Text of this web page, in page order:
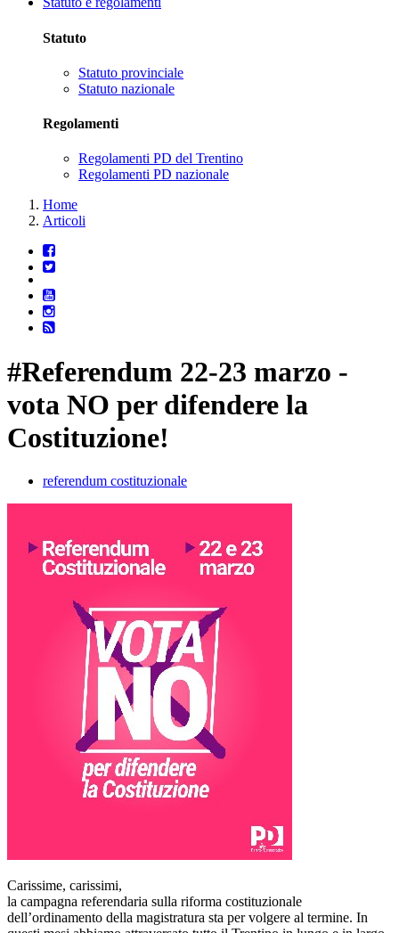
Statuto
Statuto provinciale
Statuto nazionale
Regolamenti
Regolamenti PD del Trentino
Regolamenti PD nazionale
Home
Articoli
#Referendum 22-23 marzo -
vota NO per difendere la
Costituzione!
referendum costituzionale
Carissime, carissimi,
la campagna referendaria sulla riforma costituzionale
dell’ordinamento della magistratura sta per volgere al termine. In